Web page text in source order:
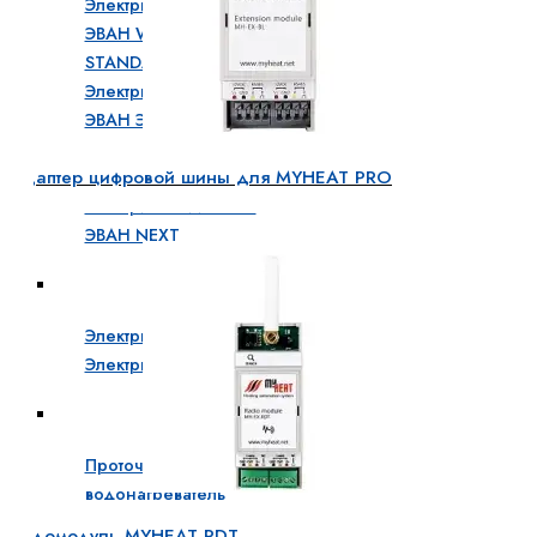
Электрический котел
ЭВАН WARMOS
STANDART
Электрический котел
ЭВАН ЭПО
ЭВАН NEXT PLUS
Электрический котел
ЭВАН NEXT
Электрический котел ЭВАН ЭПО MAX
Электрический котел ЭВАН ЭПО PRO
Электрические проточные водонагреватели
Проточный
водонагреватель
ЭВАН KASKADA
Адаптер цифровой шины для MYHEAT PRO